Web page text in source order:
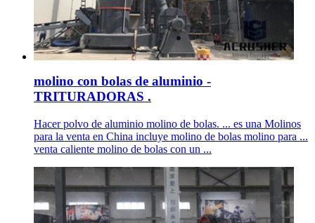
molino con bolas de aluminio -
TRITURADORAS .
Hacer polvo de aluminio molino de bolas. ... es una Molinos
para la venta en China incluye molino de bolas molino para ...
venta caliente molino de bolas con un ...